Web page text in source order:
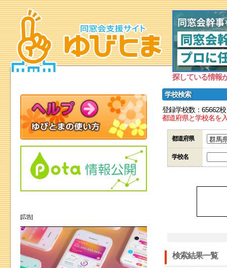
探している情報
学校検索
登録学校数：65662校
都道府県と学校名を
都道府県
学校名
検索結果一覧
[広告]